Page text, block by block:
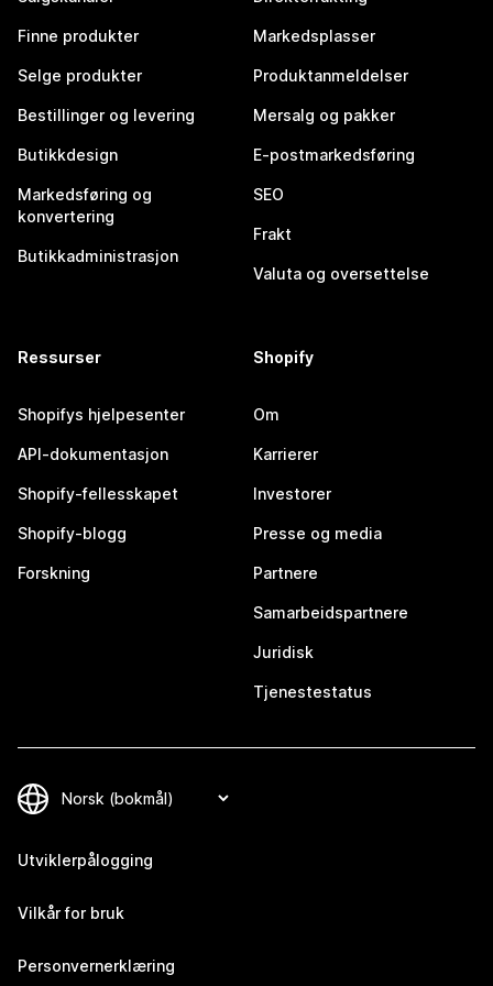
Finne produkter
Selge produkter
Bestillinger og levering
Butikkdesign
Markedsføring og
konvertering
Butikkadministrasjon
Markedsplasser
Produktanmeldelser
Mersalg og pakker
E-postmarkedsføring
SEO
Frakt
Valuta og oversettelse
Ressurser
Shopifys hjelpesenter
API-dokumentasjon
Shopify-fellesskapet
Shopify-blogg
Forskning
Shopify
Om
Karrierer
Investorer
Presse og media
Partnere
Samarbeidspartnere
Juridisk
Tjenestestatus
Utviklerpålogging
Vilkår for bruk
Personvernerklæring